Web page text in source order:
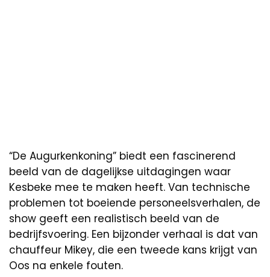
“De Augurkenkoning” biedt een fascinerend
beeld van de dagelijkse uitdagingen waar
Kesbeke mee te maken heeft. Van technische
problemen tot boeiende personeelsverhalen, de
show geeft een realistisch beeld van de
bedrijfsvoering. Een bijzonder verhaal is dat van
chauffeur Mikey, die een tweede kans krijgt van
Oos na enkele fouten.